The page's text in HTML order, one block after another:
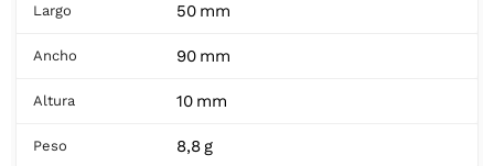
Largo 50 mm
Ancho 90 mm
Altura 10 mm
Peso 8,8 g